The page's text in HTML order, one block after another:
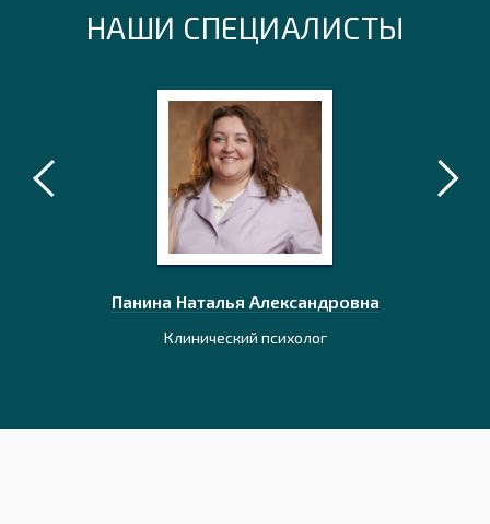
НАШИ СПЕЦИАЛИСТЫ
Панина Наталья Александровна
Клинический психолог